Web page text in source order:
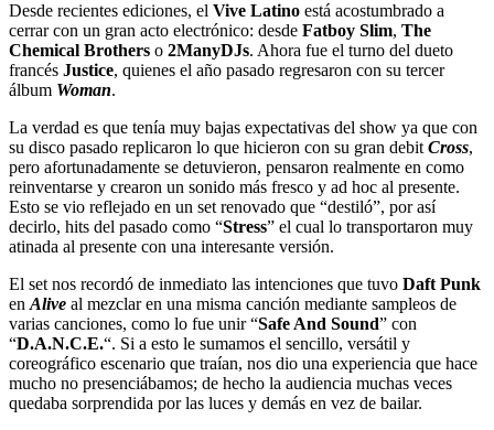
Desde recientes ediciones, el Vive Latino está acostumbrado a
cerrar con un gran acto electrónico: desde Fatboy Slim, The
Chemical Brothers o 2ManyDJs. Ahora fue el turno del dueto
francés Justice, quienes el año pasado regresaron con su tercer
álbum Woman.
La verdad es que tenía muy bajas expectativas del show ya que con
su disco pasado replicaron lo que hicieron con su gran debit Cross,
pero afortunadamente se detuvieron, pensaron realmente en como
reinventarse y crearon un sonido más fresco y ad hoc al presente.
Esto se vio reflejado en un set renovado que “destiló”, por así
decirlo, hits del pasado como “Stress” el cual lo transportaron muy
atinada al presente con una interesante versión.
El set nos recordó de inmediato las intenciones que tuvo Daft Punk
en Alive al mezclar en una misma canción mediante sampleos de
varias canciones, como lo fue unir “Safe And Sound” con
“D.A.N.C.E.“. Si a esto le sumamos el sencillo, versátil y
coreográfico escenario que traían, nos dio una experiencia que hace
mucho no presenciábamos; de hecho la audiencia muchas veces
quedaba sorprendida por las luces y demás en vez de bailar.